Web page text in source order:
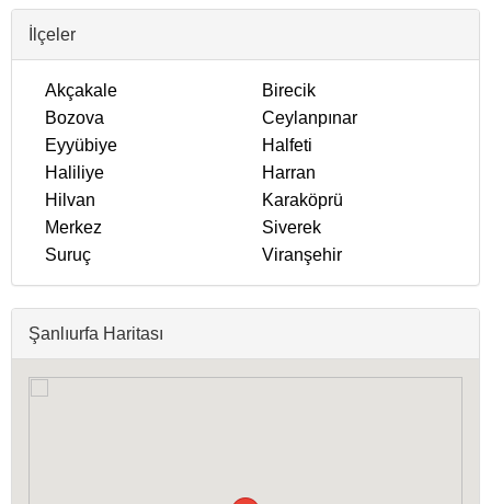
İlçeler
Akçakale
Birecik
Bozova
Ceylanpınar
Eyyübiye
Halfeti
Haliliye
Harran
Hilvan
Karaköprü
Merkez
Siverek
Suruç
Viranşehir
Şanlıurfa Haritası